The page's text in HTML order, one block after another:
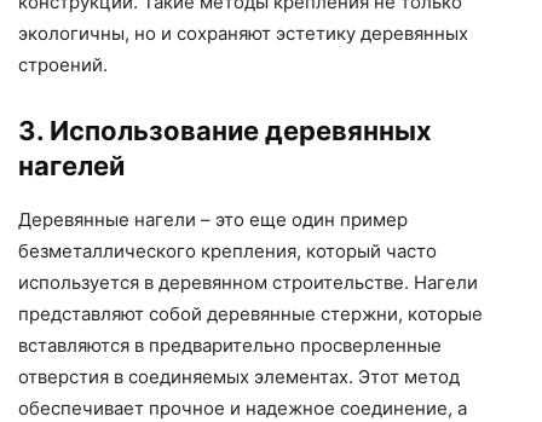
экологичны, но и сохраняют эстетику деревянных
строений.
3. Использование деревянных
нагелей
Деревянные нагели – это еще один пример
безметаллического крепления, который часто
используется в деревянном строительстве. Нагели
представляют собой деревянные стержни, которые
вставляются в предварительно просверленные
отверстия в соединяемых элементах. Этот метод
обеспечивает прочное и надежное соединение, а